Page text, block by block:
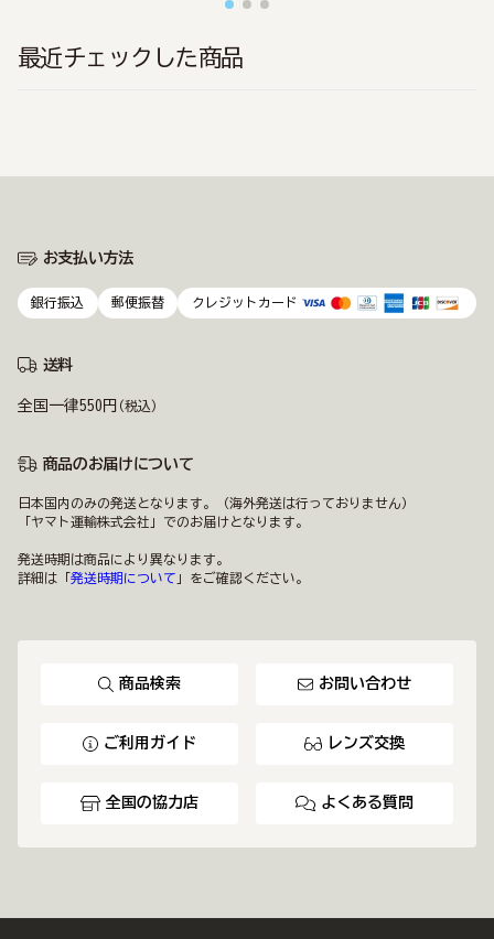
最近チェックした商品
お支払い方法
銀行振込 郵便振替 クレジットカード
送料
全国一律550円 (税込)
商品のお届けについて
日本国内のみの発送となります。（海外発送は行っておりません）
「ヤマト運輸株式会社」でのお届けとなります。
発送時期は商品により異なります。
詳細は「 発送時期について 」をご確認ください。
商品検索 お問い合わせ
ご利用ガイド レンズ交換
全国の協力店 よくある質問